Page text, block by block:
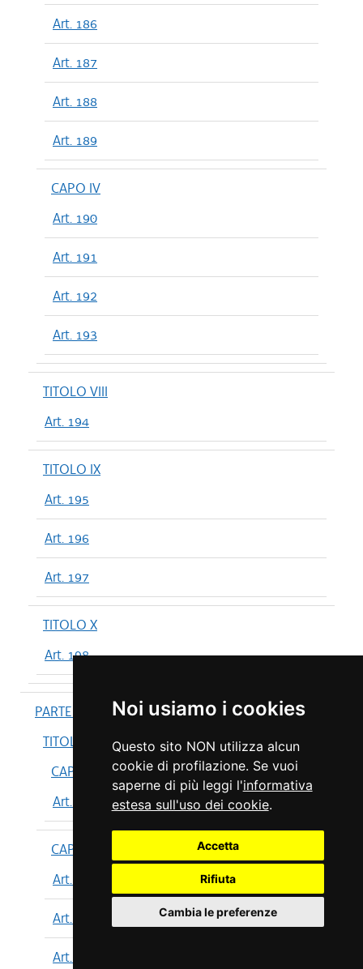
Noi usiamo i cookies
Questo sito NON utilizza alcun
cookie di profilazione. Se vuoi
saperne di più leggi l'informativa
estesa sull'uso dei cookie.
Accetta
Rifiuta
Cambia le preferenze
Art. 186
Art. 187
Art. 188
Art. 189
CAPO IV
Art. 190
Art. 191
Art. 192
Art. 193
TITOLO VIII
Art. 194
TITOLO IX
Art. 195
Art. 196
Art. 197
TITOLO X
Art. 198
PARTE IV
TITOLO I
CAPO I
Art. 199
CAPO II
Art. 200
Art. 201
Art. 202